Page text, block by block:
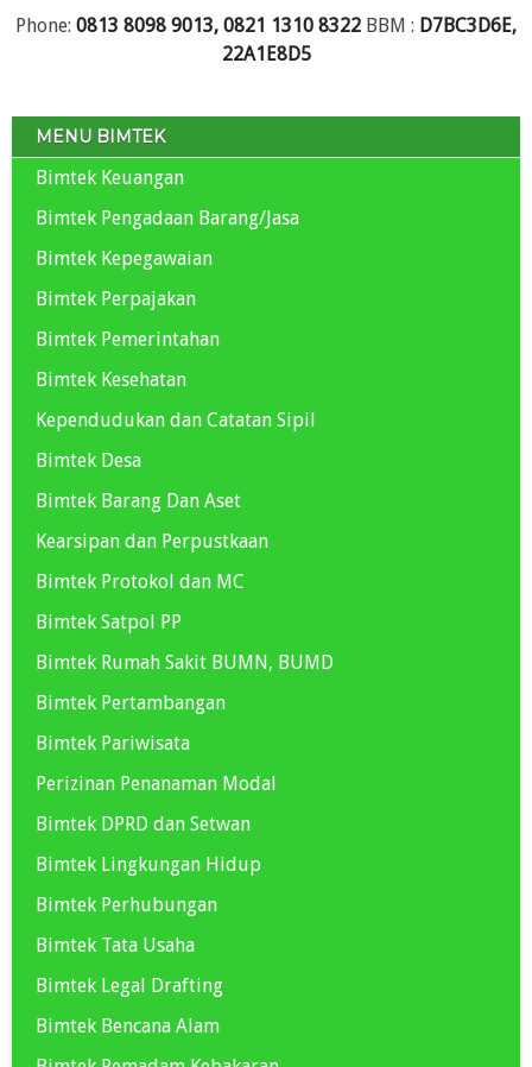
Phone: 0813 8098 9013, 0821 1310 8322 BBM : D7BC3D6E,
22A1E8D5
MENU BIMTEK
Bimtek Keuangan
Bimtek Pengadaan Barang/Jasa
Bimtek Kepegawaian
Bimtek Perpajakan
Bimtek Pemerintahan
Bimtek Kesehatan
Kependudukan dan Catatan Sipil
Bimtek Desa
Bimtek Barang Dan Aset
Kearsipan dan Perpustkaan
Bimtek Protokol dan MC
Bimtek Satpol PP
Bimtek Rumah Sakit BUMN, BUMD
Bimtek Pertambangan
Bimtek Pariwisata
Perizinan Penanaman Modal
Bimtek DPRD dan Setwan
Bimtek Lingkungan Hidup
Bimtek Perhubungan
Bimtek Tata Usaha
Bimtek Legal Drafting
Bimtek Bencana Alam